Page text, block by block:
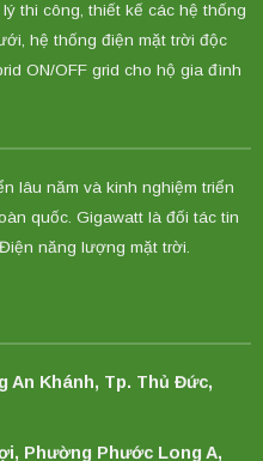
thi công, thiết kế các hệ thống
hệ thống điện mặt trời độc
ON/OFF grid cho hộ gia đình
lâu năm và kinh nghiệm triển
quốc. Gigawatt là đối tác tin
năng lượng mặt trời.
An Khánh, Tp. Thủ Đức,
Phường Phước Long A,